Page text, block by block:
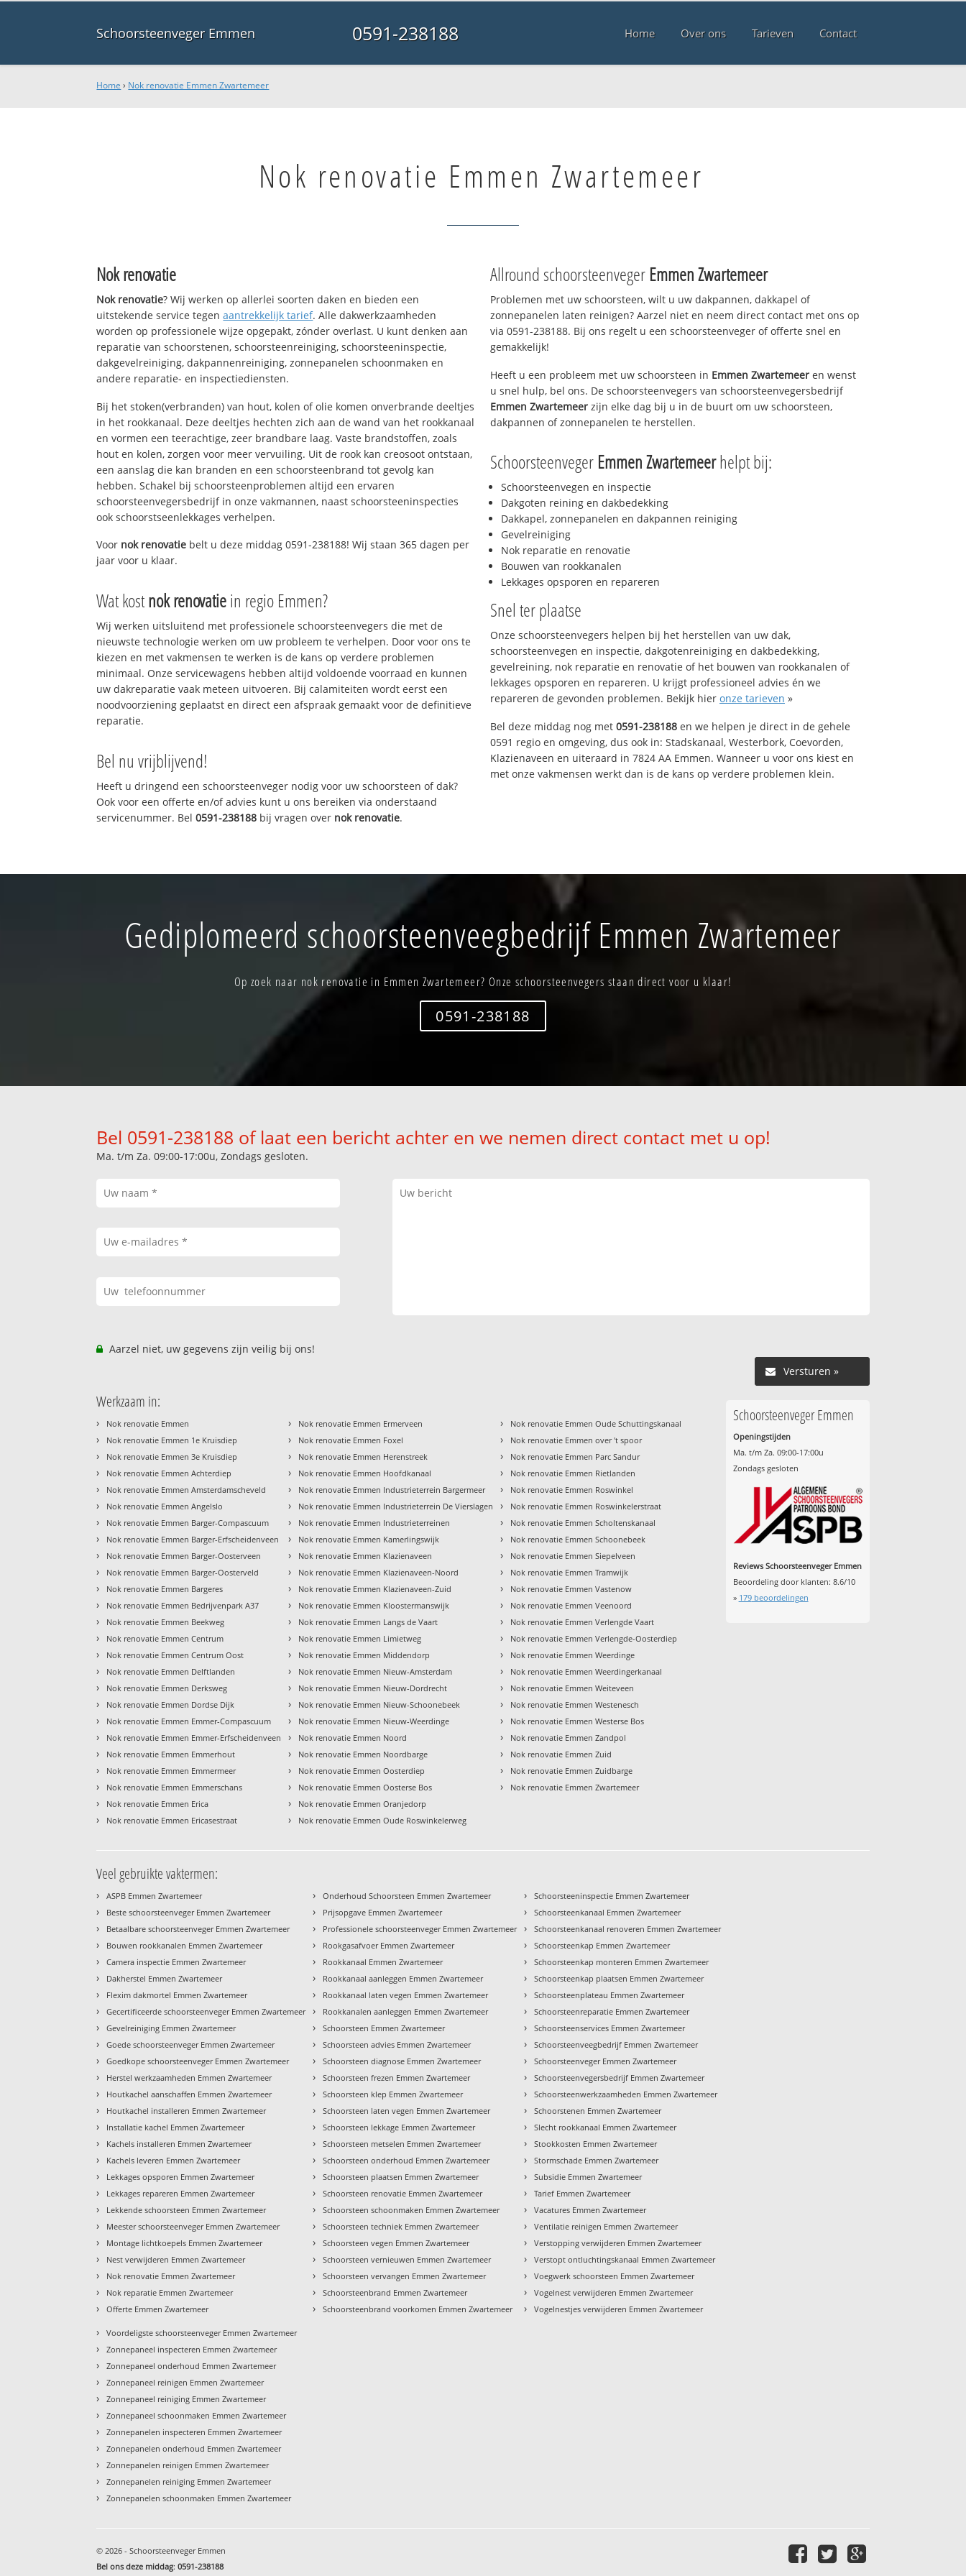
Schoorsteenveger Emmen 0591-238188 Home Over ons Tarieven Contact
Home › Nok renovatie Emmen Zwartemeer
Nok renovatie Emmen Zwartemeer
Nok renovatie
Nok renovatie? Wij werken op allerlei soorten daken en bieden een
uitstekende service tegenaantrekkelijk tarief. Alle dakwerkzaamheden
worden op professionele wijze opgepakt, zónder overlast. U kunt denken aan
reparatie van schoorstenen, schoorsteenreiniging, schoorsteeninspectie,
dakgevelreiniging, dakpannenreiniging, zonnepanelen schoonmaken en
andere reparatie- en inspectiediensten.
Bij het stoken(verbranden) van hout, kolen of olie komen onverbrande deeltjes
in het rookkanaal. Deze deeltjes hechten zich aan de wand van het rookkanaal
en vormen een teerachtige, zeer brandbare laag. Vaste brandstoffen, zoals
hout en kolen, zorgen voor meer vervuiling. Uit de rook kan creosoot ontstaan,
een aanslag die kan branden en een schoorsteenbrand tot gevolg kan
hebben. Schakel bij schoorsteenproblemen altijd een ervaren
schoorsteenvegersbedrijf in onze vakmannen, naast schoorsteeninspecties
ook schoorstseenlekkages verhelpen.
Voor nok renovatie belt u deze middag 0591-238188! Wij staan 365 dagen per
jaar voor u klaar.
Wat kostnok renovatiein regio Emmen?
Wij werken uitsluitend met professionele schoorsteenvegers die met de
nieuwste technologie werken om uw probleem te verhelpen. Door voor ons te
kiezen en met vakmensen te werken is de kans op verdere problemen
minimaal. Onze servicewagens hebben altijd voldoende voorraad en kunnen
uw dakreparatie vaak meteen uitvoeren. Bij calamiteiten wordt eerst een
noodvoorziening geplaatst en direct een afspraak gemaakt voor de definitieve
reparatie.
Bel nu vrijblijvend!
Heeft u dringend een schoorsteenveger nodig voor uw schoorsteen of dak?
Ook voor een offerte en/of advies kunt u ons bereiken via onderstaand
servicenummer. Bel0591-238188 bij vragen over nok renovatie.
Allround schoorsteenveger Emmen Zwartemeer
Problemen met uw schoorsteen, wilt u uw dakpannen, dakkapel of
zonnepanelen laten reinigen? Aarzel niet en neem direct contact met ons op
via 0591-238188. Bij ons regelt u een schoorsteenveger of offerte snel en
gemakkelijk!
Heeft u een probleem met uw schoorsteen in Emmen Zwartemeer en wenst
u snel hulp, bel ons. De schoorsteenvegers van schoorsteenvegersbedrijf
Emmen Zwartemeer zijn elke dag bij u in de buurt om uw schoorsteen,
dakpannen of zonnepanelen te herstellen.
Schoorsteenveger Emmen Zwartemeerhelpt bij:
Schoorsteenvegen en inspectie
Dakgoten reining en dakbedekking
Dakkapel, zonnepanelen en dakpannen reiniging
Gevelreiniging
Nok reparatie en renovatie
Bouwen van rookkanalen
Lekkages opsporen en repareren
Snel ter plaatse
Onze schoorsteenvegers helpen bij het herstellen van uw dak,
schoorsteenvegen en inspectie, dakgotenreiniging en dakbedekking,
gevelreining, nok reparatie en renovatie of het bouwen van rookkanalen of
lekkages opsporen en repareren. U krijgt professioneel advies én we
repareren de gevonden problemen. Bekijk hier onze tarieven »
Bel deze middag nog met 0591-238188 en we helpen je direct in de gehele
0591 regio en omgeving, dus ook in: Stadskanaal, Westerbork, Coevorden,
Klazienaveen en uiteraard in 7824 AA Emmen. Wanneer u voor ons kiest en
met onze vakmensen werkt dan is de kans op verdere problemen klein.
Gediplomeerd schoorsteenveegbedrijf Emmen Zwartemeer
Op zoek naar nok renovatie in Emmen Zwartemeer? Onze schoorsteenvegers staan direct voor u klaar!
0591-238188
Bel 0591-238188 of laat een bericht achter en we nemen direct contact met u op!
Ma. t/m Za. 09:00-17:00u, Zondags gesloten.
Aarzel niet, uw gegevens zijn veilig bij ons!
Versturen »
Werkzaam in:
› Nok renovatie Emmen
› Nok renovatie Emmen 1e Kruisdiep
› Nok renovatie Emmen 3e Kruisdiep
› Nok renovatie Emmen Achterdiep
› Nok renovatie Emmen Amsterdamscheveld
› Nok renovatie Emmen Angelslo
› Nok renovatie Emmen Barger-Compascuum
› Nok renovatie Emmen Barger-Erfscheidenveen
› Nok renovatie Emmen Barger-Oosterveen
› Nok renovatie Emmen Barger-Oosterveld
› Nok renovatie Emmen Bargeres
› Nok renovatie Emmen Bedrijvenpark A37
› Nok renovatie Emmen Beekweg
› Nok renovatie Emmen Centrum
› Nok renovatie Emmen Centrum Oost
› Nok renovatie Emmen Delftlanden
› Nok renovatie Emmen Derksweg
› Nok renovatie Emmen Dordse Dijk
› Nok renovatie Emmen Emmer-Compascuum
› Nok renovatie Emmen Emmer-Erfscheidenveen
› Nok renovatie Emmen Emmerhout
› Nok renovatie Emmen Emmermeer
› Nok renovatie Emmen Emmerschans
› Nok renovatie Emmen Erica
› Nok renovatie Emmen Ericasestraat
› Nok renovatie Emmen Ermerveen
› Nok renovatie Emmen Foxel
› Nok renovatie Emmen Herenstreek
› Nok renovatie Emmen Hoofdkanaal
› Nok renovatie Emmen Industrieterrein Bargermeer
› Nok renovatie Emmen Industrieterrein De Vierslagen
› Nok renovatie Emmen Industrieterreinen
› Nok renovatie Emmen Kamerlingswijk
› Nok renovatie Emmen Klazienaveen
› Nok renovatie Emmen Klazienaveen-Noord
› Nok renovatie Emmen Klazienaveen-Zuid
› Nok renovatie Emmen Kloostermanswijk
› Nok renovatie Emmen Langs de Vaart
› Nok renovatie Emmen Limietweg
› Nok renovatie Emmen Middendorp
› Nok renovatie Emmen Nieuw-Amsterdam
› Nok renovatie Emmen Nieuw-Dordrecht
› Nok renovatie Emmen Nieuw-Schoonebeek
› Nok renovatie Emmen Nieuw-Weerdinge
› Nok renovatie Emmen Noord
› Nok renovatie Emmen Noordbarge
› Nok renovatie Emmen Oosterdiep
› Nok renovatie Emmen Oosterse Bos
› Nok renovatie Emmen Oranjedorp
› Nok renovatie Emmen Oude Roswinkelerweg
› Nok renovatie Emmen Oude Schuttingskanaal
› Nok renovatie Emmen over 't spoor
› Nok renovatie Emmen Parc Sandur
› Nok renovatie Emmen Rietlanden
› Nok renovatie Emmen Roswinkel
› Nok renovatie Emmen Roswinkelerstraat
› Nok renovatie Emmen Scholtenskanaal
› Nok renovatie Emmen Schoonebeek
› Nok renovatie Emmen Siepelveen
› Nok renovatie Emmen Tramwijk
› Nok renovatie Emmen Vastenow
› Nok renovatie Emmen Veenoord
› Nok renovatie Emmen Verlengde Vaart
› Nok renovatie Emmen Verlengde-Oosterdiep
› Nok renovatie Emmen Weerdinge
› Nok renovatie Emmen Weerdingerkanaal
› Nok renovatie Emmen Weiteveen
› Nok renovatie Emmen Westenesch
› Nok renovatie Emmen Westerse Bos
› Nok renovatie Emmen Zandpol
› Nok renovatie Emmen Zuid
› Nok renovatie Emmen Zuidbarge
› Nok renovatie Emmen Zwartemeer
Schoorsteenveger Emmen
Openingstijden
Ma. t/m Za. 09:00-17:00u
Zondags gesloten
Reviews Schoorsteenveger Emmen
Beoordeling door klanten: 8.6/10
» 179beoordelingen
Veel gebruikte vaktermen:
› ASPB Emmen Zwartemeer
› Beste schoorsteenveger Emmen Zwartemeer
› Betaalbare schoorsteenveger Emmen Zwartemeer
› Bouwen rookkanalen Emmen Zwartemeer
› Camera inspectie Emmen Zwartemeer
› Dakherstel Emmen Zwartemeer
› Flexim dakmortel Emmen Zwartemeer
› Gecertificeerde schoorsteenveger Emmen Zwartemeer
› Gevelreiniging Emmen Zwartemeer
› Goede schoorsteenveger Emmen Zwartemeer
› Goedkope schoorsteenveger Emmen Zwartemeer
› Herstel werkzaamheden Emmen Zwartemeer
› Houtkachel aanschaffen Emmen Zwartemeer
› Houtkachel installeren Emmen Zwartemeer
› Installatie kachel Emmen Zwartemeer
› Kachels installeren Emmen Zwartemeer
› Kachels leveren Emmen Zwartemeer
› Lekkages opsporen Emmen Zwartemeer
› Lekkages repareren Emmen Zwartemeer
› Lekkende schoorsteen Emmen Zwartemeer
› Meester schoorsteenveger Emmen Zwartemeer
› Montage lichtkoepels Emmen Zwartemeer
› Nest verwijderen Emmen Zwartemeer
› Nok renovatie Emmen Zwartemeer
› Nok reparatie Emmen Zwartemeer
› Offerte Emmen Zwartemeer
› Onderhoud Schoorsteen Emmen Zwartemeer
› Prijsopgave Emmen Zwartemeer
› Professionele schoorsteenveger Emmen Zwartemeer
› Rookgasafvoer Emmen Zwartemeer
› Rookkanaal Emmen Zwartemeer
› Rookkanaal aanleggen Emmen Zwartemeer
› Rookkanaal laten vegen Emmen Zwartemeer
› Rookkanalen aanleggen Emmen Zwartemeer
› Schoorsteen Emmen Zwartemeer
› Schoorsteen advies Emmen Zwartemeer
› Schoorsteen diagnose Emmen Zwartemeer
› Schoorsteen frezen Emmen Zwartemeer
› Schoorsteen klep Emmen Zwartemeer
› Schoorsteen laten vegen Emmen Zwartemeer
› Schoorsteen lekkage Emmen Zwartemeer
› Schoorsteen metselen Emmen Zwartemeer
› Schoorsteen onderhoud Emmen Zwartemeer
› Schoorsteen plaatsen Emmen Zwartemeer
› Schoorsteen renovatie Emmen Zwartemeer
› Schoorsteen schoonmaken Emmen Zwartemeer
› Schoorsteen techniek Emmen Zwartemeer
› Schoorsteen vegen Emmen Zwartemeer
› Schoorsteen vernieuwen Emmen Zwartemeer
› Schoorsteen vervangen Emmen Zwartemeer
› Schoorsteenbrand Emmen Zwartemeer
› Schoorsteenbrand voorkomen Emmen Zwartemeer
› Schoorsteeninspectie Emmen Zwartemeer
› Schoorsteenkanaal Emmen Zwartemeer
› Schoorsteenkanaal renoveren Emmen Zwartemeer
› Schoorsteenkap Emmen Zwartemeer
› Schoorsteenkap monteren Emmen Zwartemeer
› Schoorsteenkap plaatsen Emmen Zwartemeer
› Schoorsteenplateau Emmen Zwartemeer
› Schoorsteenreparatie Emmen Zwartemeer
› Schoorsteenservices Emmen Zwartemeer
› Schoorsteenveegbedrijf Emmen Zwartemeer
› Schoorsteenveger Emmen Zwartemeer
› Schoorsteenvegersbedrijf Emmen Zwartemeer
› Schoorsteenwerkzaamheden Emmen Zwartemeer
› Schoorstenen Emmen Zwartemeer
› Slecht rookkanaal Emmen Zwartemeer
› Stookkosten Emmen Zwartemeer
› Stormschade Emmen Zwartemeer
› Subsidie Emmen Zwartemeer
› Tarief Emmen Zwartemeer
› Vacatures Emmen Zwartemeer
› Ventilatie reinigen Emmen Zwartemeer
› Verstopping verwijderen Emmen Zwartemeer
› Verstopt ontluchtingskanaal Emmen Zwartemeer
› Voegwerk schoorsteen Emmen Zwartemeer
› Vogelnest verwijderen Emmen Zwartemeer
› Vogelnestjes verwijderen Emmen Zwartemeer
› Voordeligste schoorsteenveger Emmen Zwartemeer
› Zonnepaneel inspecteren Emmen Zwartemeer
› Zonnepaneel onderhoud Emmen Zwartemeer
› Zonnepaneel reinigen Emmen Zwartemeer
› Zonnepaneel reiniging Emmen Zwartemeer
› Zonnepaneel schoonmaken Emmen Zwartemeer
› Zonnepanelen inspecteren Emmen Zwartemeer
› Zonnepanelen onderhoud Emmen Zwartemeer
› Zonnepanelen reinigen Emmen Zwartemeer
› Zonnepanelen reiniging Emmen Zwartemeer
› Zonnepanelen schoonmaken Emmen Zwartemeer
© 2026 - Schoorsteenveger Emmen
Bel ons deze middag:0591-238188